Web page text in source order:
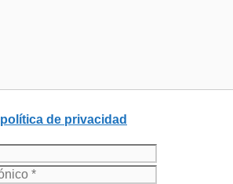
política de privacidad